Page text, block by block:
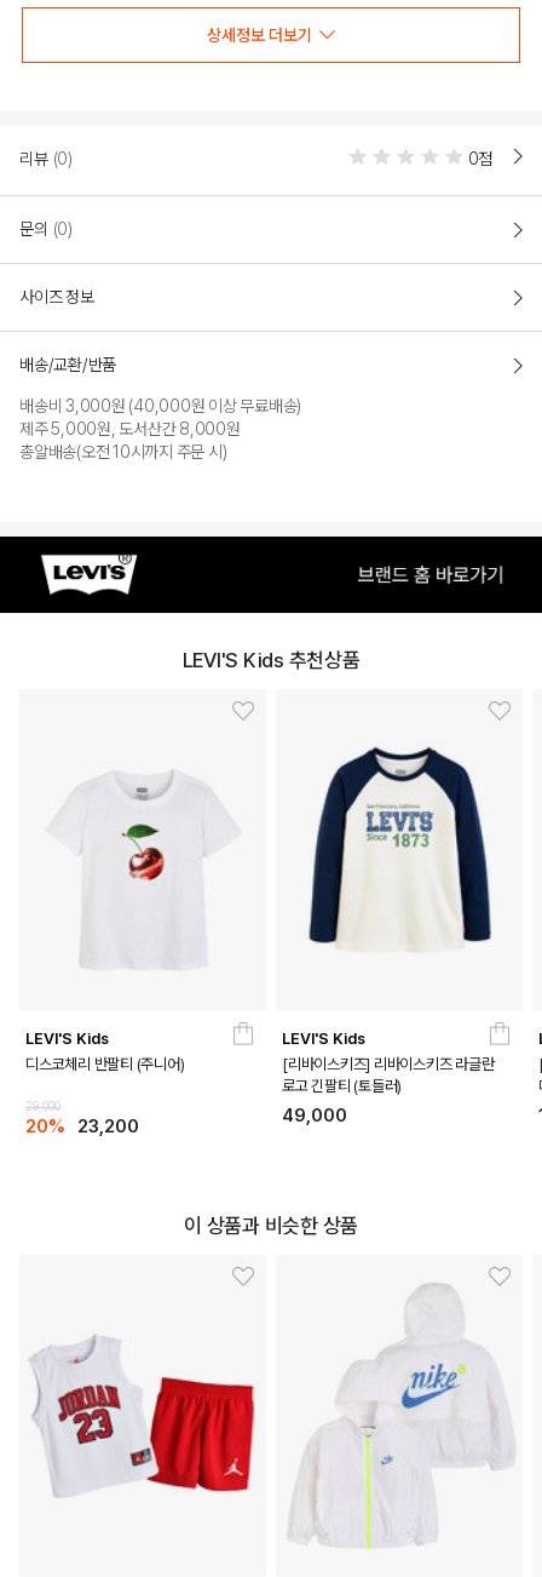
COLOR
NAVY
PRODUCT VIEW
상세정보 더보기
리뷰 (0) 0점
문의 (0)
사이즈 정보
배송/교환/반품
배송비 3,000원 (40,000원 이상 무료배송)
제주 5,000원, 도서산간 8,000원
총알배송(오전 10시까지 주문 시)
LEVI'S Kids 추천상품
LEVI'S Kids
디스코체리 반팔티 (주니어)
29,000
20% 23,200
LEVI'S Kids
[리바이스키즈] 리바이스키즈 라글란
로고 긴팔티 (토들러)
49,000
이 상품과 비슷한 상품